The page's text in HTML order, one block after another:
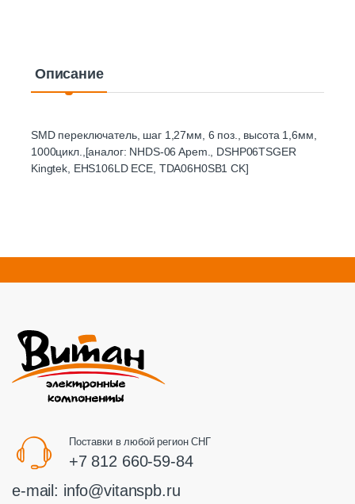
Описание
SMD переключатель, шаг 1,27мм, 6 поз., высота 1,6мм,
1000цикл.,[аналог: NHDS-06 Apem., DSHP06TSGER
Kingtek, EHS106LD ECE, TDA06H0SB1 CK]
Поставки в любой регион СНГ
+7 812 660-59-84
e-mail: info@vitanspb.ru